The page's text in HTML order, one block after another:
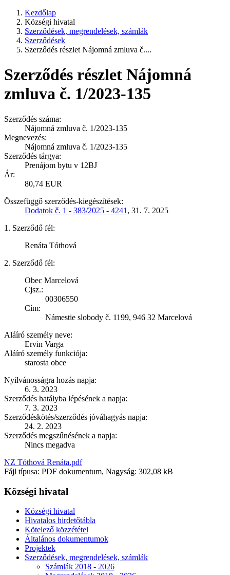
Kezdőlap
Községi hivatal
Szerződések, megrendelések, számlák
Szerződések
Szerződés részlet Nájomná zmluva č....
Szerződés részlet Nájomná
zmluva č. 1/2023-135
Szerződés száma:
Nájomná zmluva č. 1/2023-135
Megnevezés:
Nájomná zmluva č. 1/2023-135
Szerződés tárgya:
Prenájom bytu v 12BJ
Ár:
80,74 EUR
Összefüggő szerződés-kiegészítések:
Dodatok č. 1 - 383/2025 - 4241 , 31. 7. 2025
1. Szerződő fél:
Renáta Tóthová
2. Szerződő fél:
Obec Marcelová
Cjsz.:
00306550
Cím:
Námestie slobody č. 1199, 946 32 Marcelová
Aláíró személy neve:
Ervin Varga
Aláíró személy funkciója:
starosta obce
Nyilvánosságra hozás napja:
6. 3. 2023
Szerződés hatályba lépésének a napja:
7. 3. 2023
Szerződéskötés/szerződés jóváhagyás napja:
24. 2. 2023
Szerződés megszűnésének a napja:
Nincs megadva
NZ Tóthová Renáta.pdf
Fájl típusa: PDF dokumentum, Nagyság: 302,08 kB
Községi hivatal
Községi hivatal
Hivatalos hirdetőtábla
Kötelező közzététel
Általános dokumentumok
Projektek
Szerződések, megrendelések, számlák
Számlák 2018 - 2026